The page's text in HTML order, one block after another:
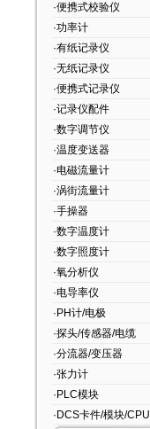
·便携式校验仪
·功率计
·有纸记录仪
·无纸记录仪
·便携式记录仪
·记录仪配件
·数字调节仪
·温度变送器
·电磁流量计
·涡街流量计
·手操器
·数字温度计
·数字照度计
·氧分析仪
·电导率仪
·PH计/电极
·探头/传感器/电缆
·分流器/变压器
·张力计
·PLC模块
·DCS卡件/模块/CPU